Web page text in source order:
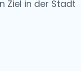
Ziel in der Stadt